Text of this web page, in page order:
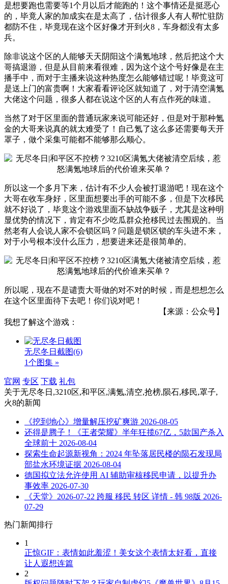
是想要跑也需要等1个月以后才能跑的！这个事情还是挺恶心
的，毕竟人家的加成实在是太高了，估计很多人有人帮忙驻防
都防不住，毕竟现在这个区好像才开到火8，车身都没有太多
兵。
除非说这个区的人能够天天阴阳这个满氪地球，然后把这个大
哥搞退游，但是从目前来看很难，因为这个这个号好像是在主
播手中，而对于主播来说这种热度怎么能够错过呢！毕竟这可
是送上门的富贵啊！大家看看评论区就知道了，对于清空满氪
大佬这个问题，很多人都在说这个区的人有点作死的味道。
当然了对于区里面的普通玩家来说可能还好，但是对于那种氪
金的大哥来说真的就太难受了！自己氪了这么多还需要每天开
罩子，做个采集可能都不能够那么顺心。
所以这一个多月下来，估计有不少人会被打退游吧！现在这个
大哥在收车身好，区里面想要出手的可能不多，但是下次移民
就不好说了，毕竟这个游戏里面不缺战争贩子，尤其是这种明
显优势的情况下，肯定有不少吃瓜群众抢移民过去围观的。当
然老有人会说人家不会锁区吗？问题是锁区锁的车头进不来，
对于小号根本没什么压力，想要进来还是很简单的。
所以呢，现在不是谴责大哥做的对不对的时候，而是想想怎么
在这个区里面待下去吧！你们说对吧！
【来源：公众号】
我想了解这个游戏：
无尽冬日截图(6)
1个图集 »
官网 专区 下载 礼包
关于无尽冬日,3210区,和平区,满氪,清空,抢榜,陨石,移民,罩子,
火8的新闻
《挖到地心》增量解压挖矿爽游 2026-08-05
还得是腾子！《王者荣耀》半年狂揽67亿，5款国产杀入
全球前十 2026-08-04
探索生命起源新视角：2024 年坠落居民楼的陨石发现局
部盐水环境证据 2026-08-04
德国拟立法允许使用 AI 辅助审核移民申请，以提升办
事效率 2026-07-30
《天堂》2026-07-22 跨服 移民 转区 详情 - 韩 98版 2026-
07-29
热门新闻排行
1
正惊GIF：表情如此羞涩！美女这个表情太好看，直接
让人遐想连篇
2